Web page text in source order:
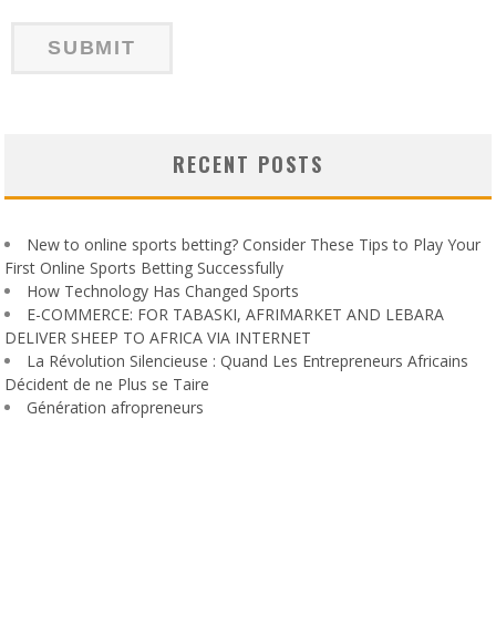
RECENT POSTS
New to online sports betting? Consider These Tips to Play Your
First Online Sports Betting Successfully
How Technology Has Changed Sports
E-COMMERCE: FOR TABASKI, AFRIMARKET AND LEBARA
DELIVER SHEEP TO AFRICA VIA INTERNET
La Révolution Silencieuse : Quand Les Entrepreneurs Africains
Décident de ne Plus se Taire
Génération afropreneurs